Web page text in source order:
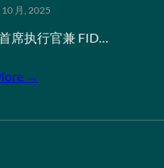
10 月, 2025
席执行官兼 FID…
→